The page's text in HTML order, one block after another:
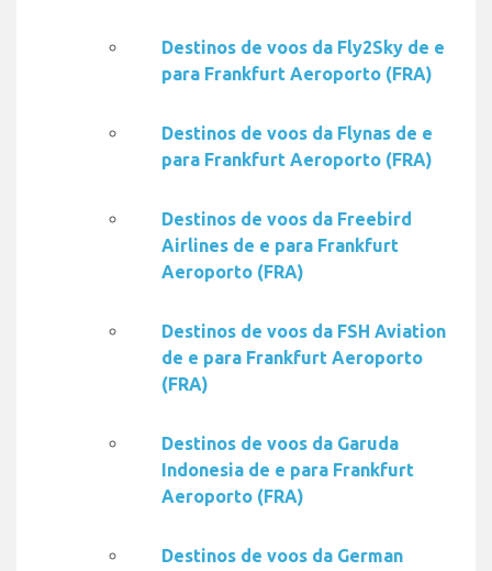
Destinos de voos da Fly2Sky de e
para Frankfurt Aeroporto (FRA)
Destinos de voos da Flynas de e
para Frankfurt Aeroporto (FRA)
Destinos de voos da Freebird
Airlines de e para Frankfurt
Aeroporto (FRA)
Destinos de voos da FSH Aviation
de e para Frankfurt Aeroporto
(FRA)
Destinos de voos da Garuda
Indonesia de e para Frankfurt
Aeroporto (FRA)
Destinos de voos da German